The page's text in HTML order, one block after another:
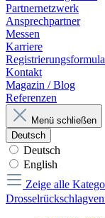
Partnernetzwerk
Ansprechpartner
Messen
Karriere
Kontakt
Magazin / Blog
Referenzen
Menü schließen
Deutsch
Deutsch
English
Zeige alle